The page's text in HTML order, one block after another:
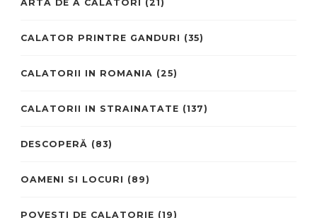
ARTA DE A CĂLĂTORI (21)
CALATOR PRINTRE GANDURI (35)
CALATORII IN ROMANIA (25)
CALATORII IN STRAINATATE (137)
DESCOPERĂ (83)
OAMENI SI LOCURI (89)
POVESTI DE CALATORIE (19)